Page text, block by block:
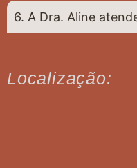
6. A Dra. Aline
Localização: